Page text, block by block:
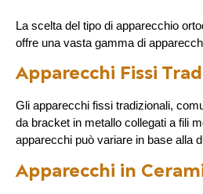
La scelta del tipo di apparecchio
offre una vasta gamma di
Apparecchi Fissi
Gli apparecchi fissi tradizionali,
da bracket in metallo collegati a fili
apparecchi può variare in base alla
Apparecchi in